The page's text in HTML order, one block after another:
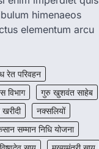
himenaeos
elementum arcu
रेत परिवहन
विभाग
गुरु खुशवंत साहेब
नक्सलियों
सम्मान निधि योजना